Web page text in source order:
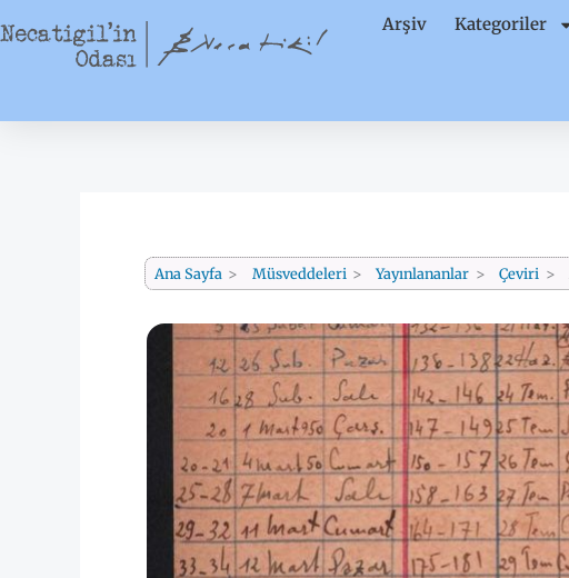
atla
Arşiv Kategoriler
Ana Sayfa Müsveddeleri Yayınlananlar Çeviri